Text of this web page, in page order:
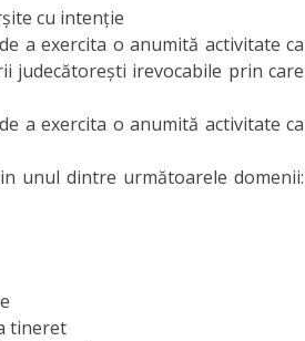
cu intenție
a exercita o anumită activitate ca
judecătorești irevocabile prin care
a exercita o anumită activitate ca
unul dintre următoarele domenii:
tineret